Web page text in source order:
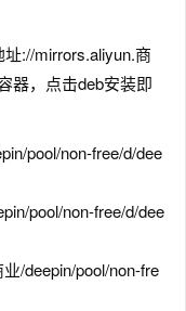
://mirrors.aliyun.商
器，点击deb安装即
pool/non-free/d/dee
pool/non-free/d/dee
/deepin/pool/non-fre